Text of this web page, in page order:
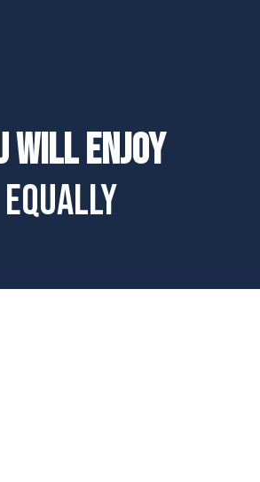
will enjoy
equally